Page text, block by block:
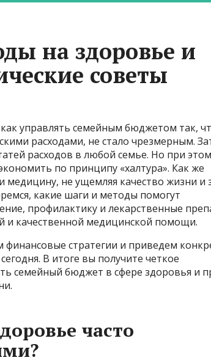
на здоровье и
советы
управлять семейным бюджетом так,
расходами, не стало чрезмерным.
расходов в любой семье. Но при
по принципу «халтура». Как же
медицину, не ущемляя качество жизни и
какие шаги и методы помогут
профилактику и лекарственные
и качественной медицинской помощи.
стратегии и приведем
В итоге вы получите четкое
семейный бюджет в сфере здоровья и
часто